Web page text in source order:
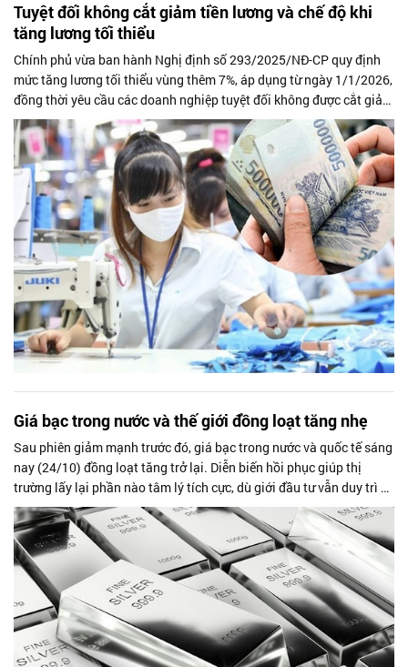
Tuyệt đối không cắt giảm tiền lương và chế độ khi
tăng lương tối thiểu
Chính phủ vừa ban hành Nghị định số 293/2025/NĐ-CP quy định
mức tăng lương tối thiểu vùng thêm 7%, áp dụng từ ngày 1/1/2026,
đồng thời yêu cầu các doanh nghiệp tuyệt đối không được cắt giảm
hoặc xóa bỏ...
Giá bạc trong nước và thế giới đồng loạt tăng nhẹ
Sau phiên giảm mạnh trước đó, giá bạc trong nước và quốc tế sáng
nay (24/10) đồng loạt tăng trở lại. Diễn biến hồi phục giúp thị
trường lấy lại phần nào tâm lý tích cực, dù giới đầu tư vẫn duy trì sự
thận...